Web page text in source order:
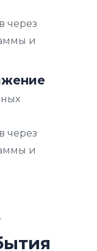
через
и
через
и